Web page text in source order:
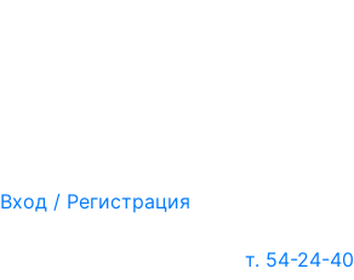
Вход / Регистрация
т. 54-24-40